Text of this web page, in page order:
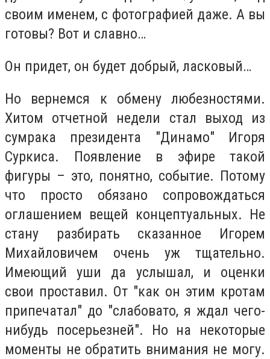
своим именем, с фотографией даже. А вы
готовы? Вот и славно…
Он придет, он будет добрый, ласковый…
Но вернемся к обмену любезностями.
Хитом отчетной недели стал выход из
сумрака президента "Динамо" Игоря
Суркиса. Появление в эфире такой
фигуры – это, понятно, событие. Потому
что просто обязано сопровождаться
оглашением вещей концептуальных. Не
стану разбирать сказанное Игорем
Михайловичем очень уж тщательно.
Имеющий уши да услышал, и оценки
свои проставил. От "как он этим кротам
припечатал" до "слабовато, я ждал чего-
нибудь посерьезней". Но на некоторые
моменты не обратить внимания не могу.